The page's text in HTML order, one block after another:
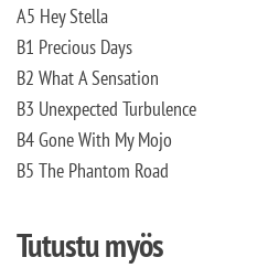
A5 Hey Stella
B1 Precious Days
B2 What A Sensation
B3 Unexpected Turbulence
B4 Gone With My Mojo
B5 The Phantom Road
Tutustu myös